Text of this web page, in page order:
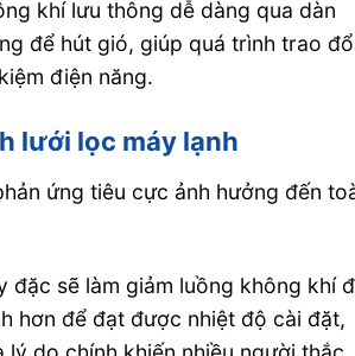
khí lưu thông dễ dàng qua dàn
để hút gió, giúp quá trình trao
điện năng.
lưới lọc máy lạnh
ứng tiêu cực ảnh hưởng đến
đặc sẽ làm giảm luồng không khí
hơn để đạt được nhiệt độ cài đặt,